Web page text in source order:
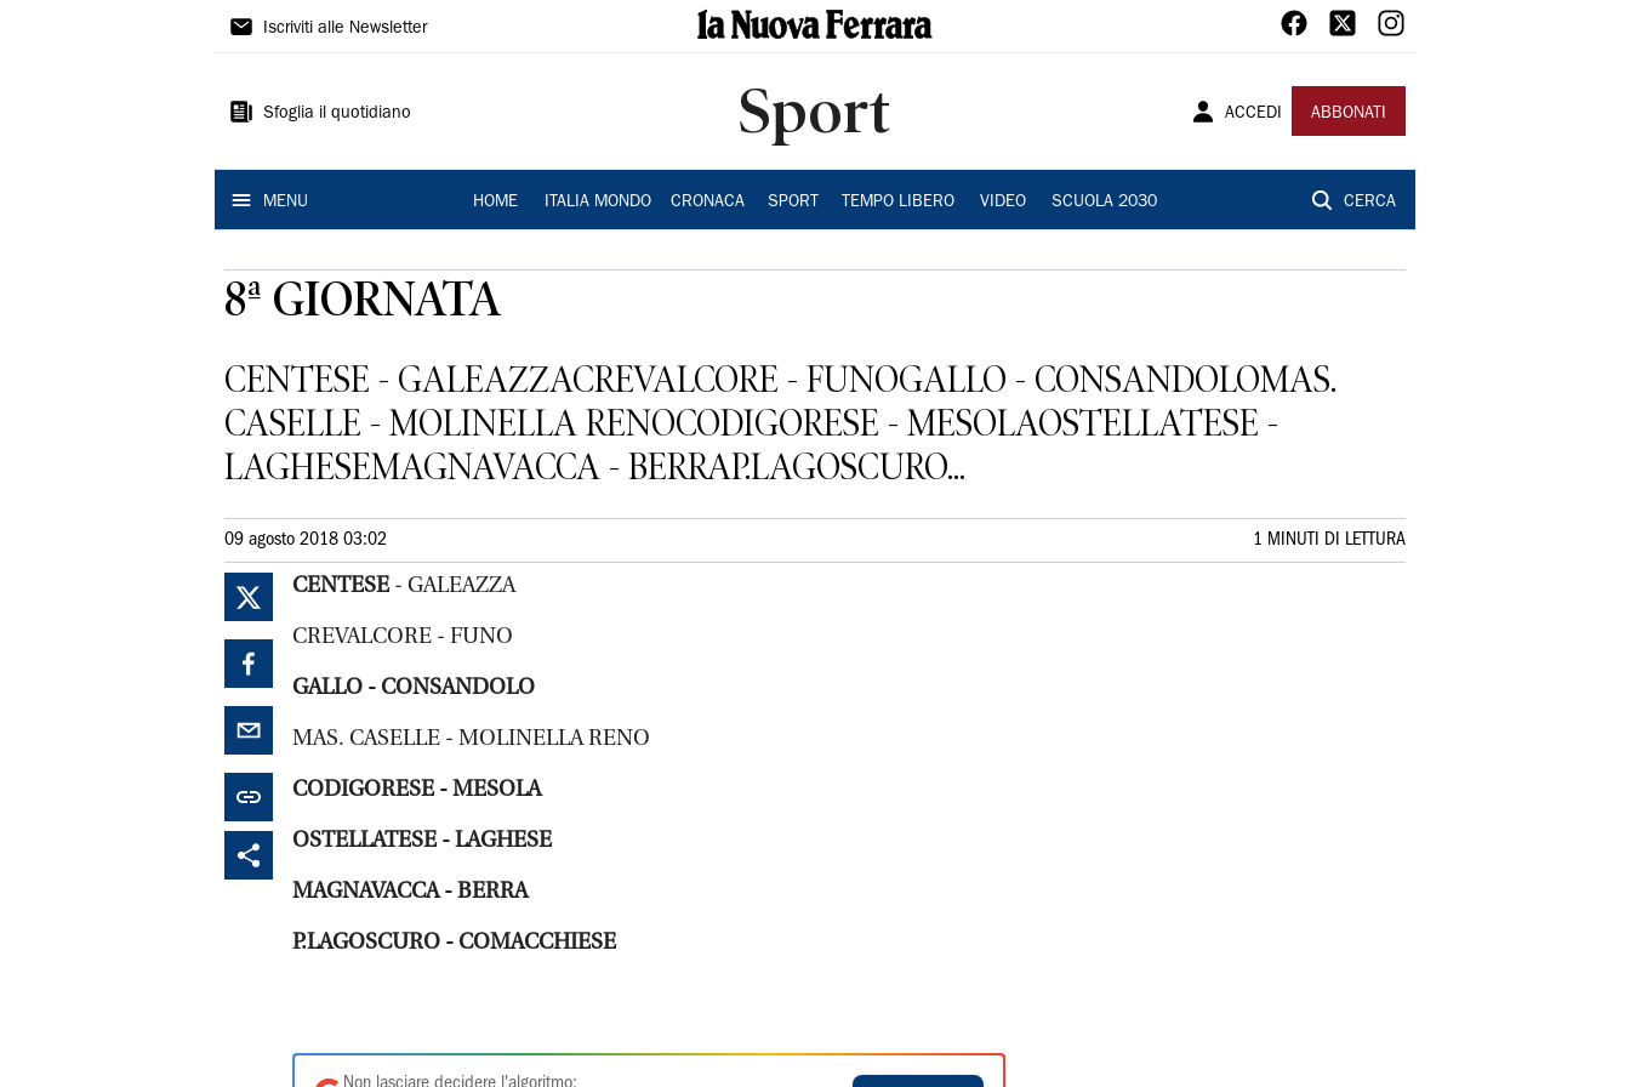
La
Ferrara
Iscriviti alle Newsletter
Sfoglia il quotidiano Sport ACCEDI ABBONATI
MENU HOME ITALIA MONDO CRONACA SPORT TEMPO LIBERO VIDEO SCUOLA 2030 CERCA
8ª GIORNATA
CENTESE - GALEAZZACREVALCORE - FUNOGALLO - CONSANDOLOMAS.
CASELLE - MOLINELLA RENOCODIGORESE - MESOLAOSTELLATESE -
LAGHESEMAGNAVACCA - BERRAP.LAGOSCURO...
09 agosto 2018 03:02 1 MINUTI DI LETTURA
CENTESE- GALEAZZA
CREVALCORE - FUNO
GALLO - CONSANDOLO
MAS. CASELLE - MOLINELLA RENO
CODIGORESE - MESOLA
OSTELLATESE - LAGHESE
MAGNAVACCA - BERRA
P.LAGOSCURO - COMACCHIESE
Non lasciare decidere l'algoritmo: